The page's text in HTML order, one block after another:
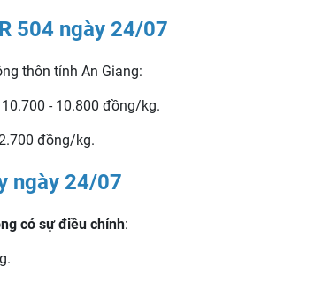
504 ngày 24/07
thôn tỉnh An Giang:
- 10.800 đồng/kg.
đồng/kg.
ngày 24/07
có sự điều chỉnh: